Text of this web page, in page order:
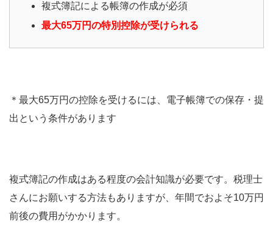
複式簿記による帳簿の作成が必須
最大65万円の特別控除が受けられる
＊最大65万円の控除を受けるには、電子帳簿での保存・提
出という条件があります
複式簿記の作成はある程度の会計知識が必要です。税理士
さんにお願いする方法もありますが、年間でおよそ10万円
前後の費用がかかります。